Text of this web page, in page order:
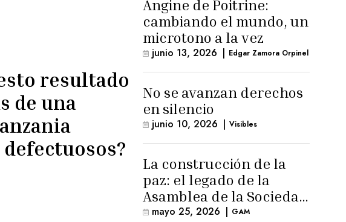
resultado
de una
Angine de Poitrine:
cambiando el mundo, un
microtono a la vez
junio 13, 2026 | Edgar Zamora Orpinel
No se avanzan derechos
en silencio
junio 10, 2026 | Visibles
La construcción de la
paz: el legado de la
Asamblea de la Sociedad
Civil
mayo 25, 2026 | GAM